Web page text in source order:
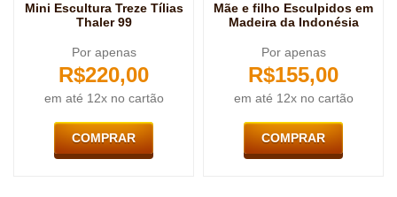
Mini Escultura Treze Tílias
Thaler 99
Por apenas
R$220,00
em até 12x no cartão
COMPRAR
Mãe e filho Esculpidos em
Madeira da Indonésia
Por apenas
R$155,00
em até 12x no cartão
COMPRAR